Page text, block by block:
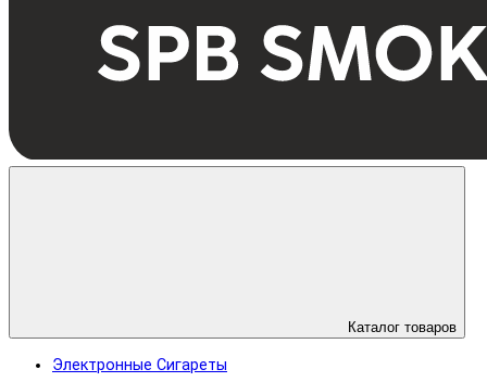
Каталог товаров
Электронные Сигареты